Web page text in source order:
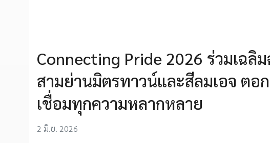
Connecting Pride 2026 ร่วมเฉลิ
สามย่านมิตรทาวน์และสีลมเอจ ต
เชื่อมทุกความหลากหลาย
2 มิ.ย. 2026